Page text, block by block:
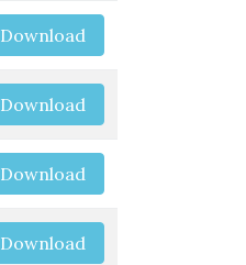
Download
Download
Download
Download